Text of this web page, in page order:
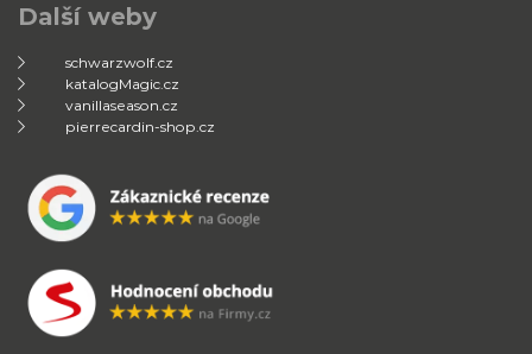
Další weby
schwarzwolf.cz
katalogMagic.cz
vanillaseason.cz
pierrecardin-shop.cz